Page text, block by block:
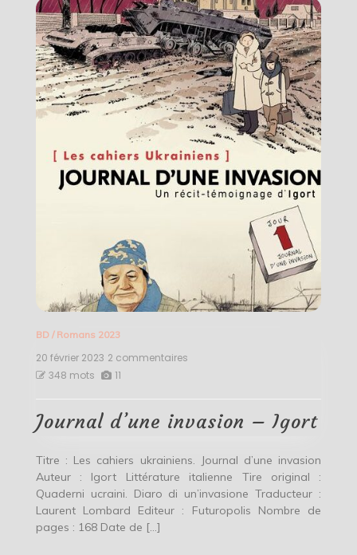
BD/ Romans 2023
20 février 2023 2 commentaires
Igort
348 mots 11
Journal d’une invasion – Igort
Titre : Les cahiers ukrainiens. Journal d’une invasion
Auteur : Igort Littérature italienne Tire original :
Quaderni ucraini. Diaro di un’invasione Traducteur :
Laurent Lombard Editeur : Futuropolis Nombre de
pages : 168 Date de […]